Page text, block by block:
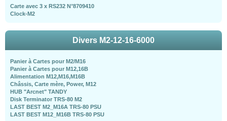
Carte avec 3 x RS232 N°8709410
Clock-M2
Divers M2-12-16-6000
Panier à Cartes pour M2/M16
Panier à Cartes pour M12,16B
Alimentation M12,M16,M16B
Châssis, Carte mère, Power, M12
HUB "Arcnet" TANDY
Disk Terminator TRS-80 M2
LAST BEST M2_M16A TRS-80 PSU
LAST BEST M12_M16B TRS-80 PSU